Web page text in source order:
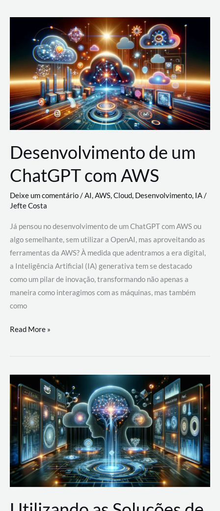
Nuvem:
Google
Cloud,
AWS
e
Azure
Desenvolvimento de um
ChatGPT com AWS
Deixe um comentário/AI,AWS,Cloud, Desenvolvimento, IA/
Jefte Costa
Já pensou no desenvolvimento de um ChatGPT com AWS ou
algo semelhante, sem utilizar a OpenAI, mas aproveitando as
ferramentas da AWS? À medida que adentramos a era digital,
a Inteligência Artificial (IA) generativa tem se destacado
como um pilar de inovação, transformando não apenas a
maneira como interagimos com as máquinas, mas também
como
Desenvolvimento
um
com
AWS
Read More »